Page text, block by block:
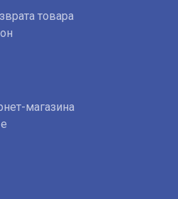
товара
магазина